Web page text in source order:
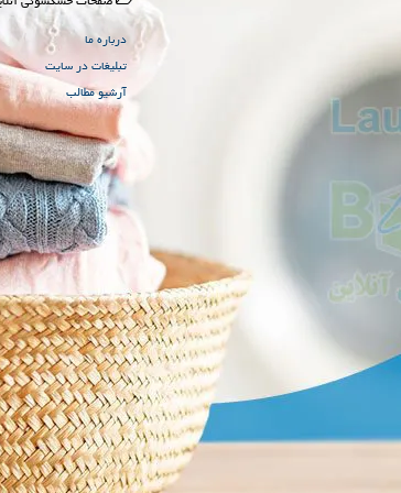
درباره ما
تبلیغات در سایت
آرشیو مطالب